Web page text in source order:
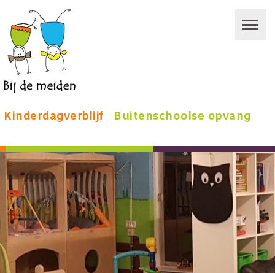
Kinderdagverblijf Buitenschoolse opvang